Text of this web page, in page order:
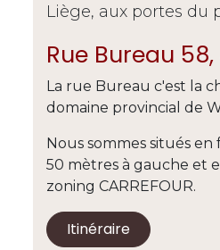
Liège, aux portes du
Rue Bureau 58,
La rue Bureau c'est la
domaine provincial de
Nous sommes situés en
50 mètres à gauche et
zoning CARREFOUR.
Itinéraire